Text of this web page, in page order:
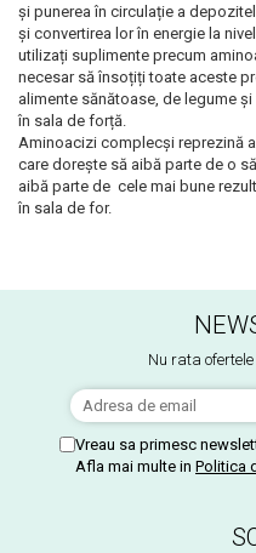
și punerea în circulație a
și convertirea lor în energie la
utilizați suplimente precum
necesar să însoțiți toate aceste
alimente sănătoase, de legume
în sala de forță.
Aminoacizi complecși reprezină
care dorește să aibă parte de o
aibă parte de cele mai bune
în sala de for.
Nu rata
Vreau sa primesc
Afla mai multe in Politica